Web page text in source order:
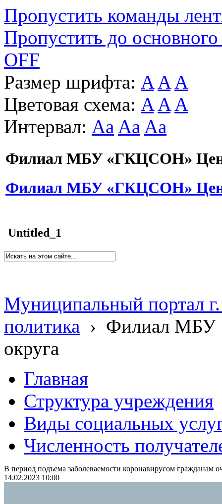
Пропустить команды
Пропустить до основного
OFF
Размер шрифта: A A A
Цветовая схема: A A A
Интервал: Aa Aa Aa
Филиал МБУ «ГКЦСОН»
Филиал МБУ «ГКЦСОН»
Untitled_1
Муниципальный портал
политика › Филиал МБУ
округа
Главная
Структура учреждения
Виды социальных
Численность
В период подъема заболеваемости коронавирусом гражданам
14.02.2023 10:00